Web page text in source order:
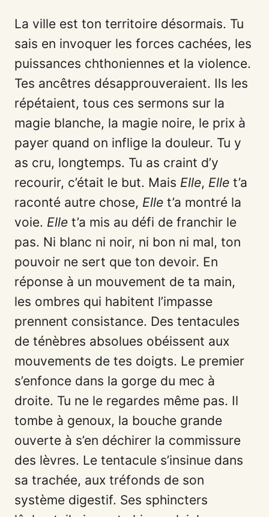
La ville est ton territoire désormais. Tu
sais en invoquer les forces cachées, les
puissances chthoniennes et la violence.
Tes ancêtres désapprouveraient. Ils les
répétaient, tous ces sermons sur la
magie blanche, la magie noire, le prix à
payer quand on inflige la douleur. Tu y
as cru, longtemps. Tu as craint d’y
recourir, c’était le but. Mais Elle, Elle t’a
raconté autre chose, Elle t’a montré la
voie. Elle t’a mis au défi de franchir le
pas. Ni blanc ni noir, ni bon ni mal, ton
pouvoir ne sert que ton devoir. En
réponse à un mouvement de ta main,
les ombres qui habitent l’impasse
prennent consistance. Des tentacules
de ténèbres absolues obéissent aux
mouvements de tes doigts. Le premier
s’enfonce dans la gorge du mec à
droite. Tu ne le regardes même pas. Il
tombe à genoux, la bouche grande
ouverte à s’en déchirer la commissure
des lèvres. Le tentacule s’insinue dans
sa trachée, aux tréfonds de son
système digestif. Ses sphincters